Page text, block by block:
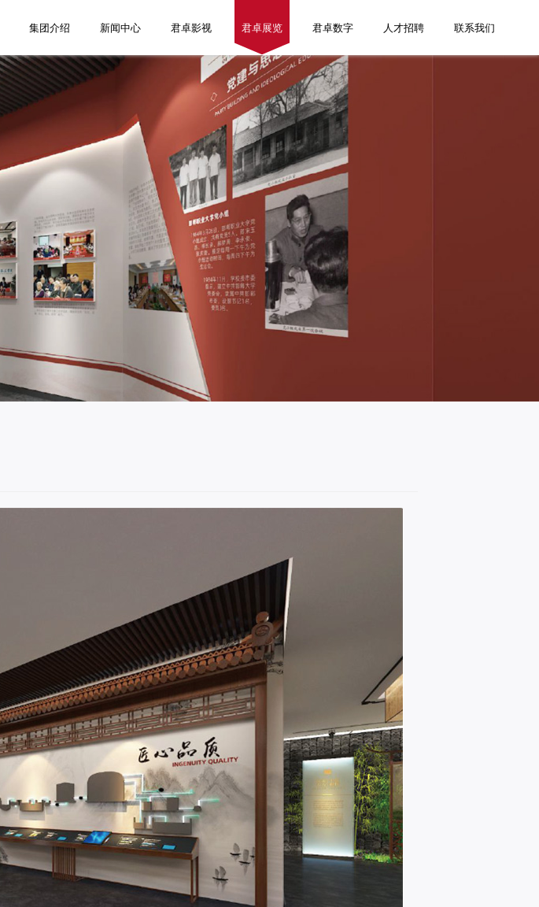
集团介绍 新闻中心 君卓影视 君卓展览 君卓数字 人才招聘 联系我们